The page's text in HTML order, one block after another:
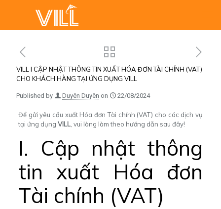
VILL l CẬP NHẬT THÔNG TIN XUẤT HÓA ĐƠN TÀI CHÍNH (VAT)
CHO KHÁCH HÀNG TẠI ỨNG DỤNG VILL
Published by Duyên Duyên on 22/08/2024
Để gửi yêu cầu xuất Hóa đơn Tài chính (VAT) cho các dịch vụ
tại ứng dụng VILL, vui lòng làm theo hướng dẫn sau đây!
I. Cập nhật thông
tin xuất Hóa đơn
Tài chính (VAT)